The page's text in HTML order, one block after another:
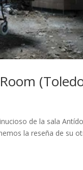
de la sala
la reseña de su